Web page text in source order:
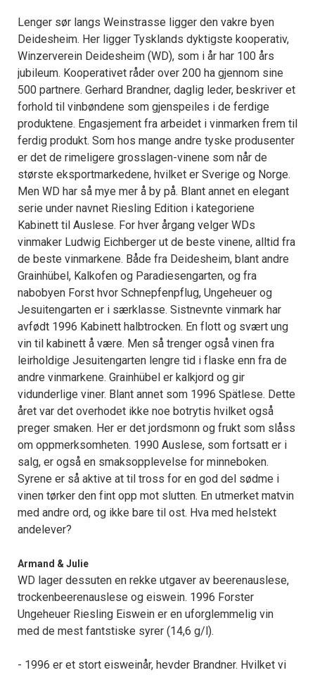
Lenger sør langs Weinstrasse ligger den vakre byen
Deidesheim. Her ligger Tysklands dyktigste kooperativ,
Winzerverein Deidesheim (WD), som i år har 100 års
jubileum. Kooperativet råder over 200 ha gjennom sine
500 partnere. Gerhard Brandner, daglig leder, beskriver et
forhold til vinbøndene som gjenspeiles i de ferdige
produktene. Engasjement fra arbeidet i vinmarken frem til
ferdig produkt. Som hos mange andre tyske produsenter
er det de rimeligere grosslagen-vinene som når de
største eksportmarkedene, hvilket er Sverige og Norge.
Men WD har så mye mer å by på. Blant annet en elegant
serie under navnet Riesling Edition i kategoriene
Kabinett til Auslese. For hver årgang velger WDs
vinmaker Ludwig Eichberger ut de beste vinene, alltid fra
de beste vinmarkene. Både fra Deidesheim, blant andre
Grainhübel, Kalkofen og Paradiesengarten, og fra
nabobyen Forst hvor Schnepfenpflug, Ungeheuer og
Jesuitengarten er i særklasse. Sistnevnte vinmark har
avfødt 1996 Kabinett halbtrocken. En flott og svært ung
vin til kabinett å være. Men så trenger også vinen fra
leirholdige Jesuitengarten lengre tid i flaske enn fra de
andre vinmarkene. Grainhübel er kalkjord og gir
vidunderlige viner. Blant annet som 1996 Spätlese. Dette
året var det overhodet ikke noe botrytis hvilket også
preger smaken. Her er det jordsmonn og frukt som slåss
om oppmerksomheten. 1990 Auslese, som fortsatt er i
salg, er også en smaksopplevelse for minneboken.
Syrene er så aktive at til tross for en god del sødme i
vinen tørker den fint opp mot slutten. En utmerket matvin
med andre ord, og ikke bare til ost. Hva med helstekt
andelever?
Armand & Julie
WD lager dessuten en rekke utgaver av beerenauslese,
trockenbeerenauslese og eiswein. 1996 Forster
Ungeheuer Riesling Eiswein er en uforglemmelig vin
med de mest fantstiske syrer (14,6 g/l).
- 1996 er et stort eisweinår, hevder Brandner. Hvilket vi